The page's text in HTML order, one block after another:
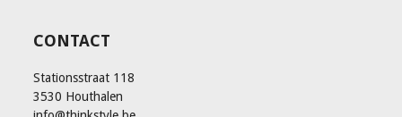
CONTACT
Stationsstraat 118
3530 Houthalen